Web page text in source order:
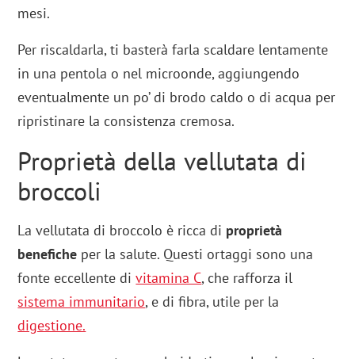
mesi.
Per riscaldarla, ti basterà farla scaldare lentamente
in una pentola o nel microonde, aggiungendo
eventualmente un po’ di brodo caldo o di acqua per
ripristinare la consistenza cremosa.
Proprietà della vellutata di
broccoli
La vellutata di broccolo è ricca di proprietà
benefiche per la salute. Questi ortaggi sono una
fonte eccellente divitamina C, che rafforza il
sistema immunitario, e di fibra, utile per la
digestione.